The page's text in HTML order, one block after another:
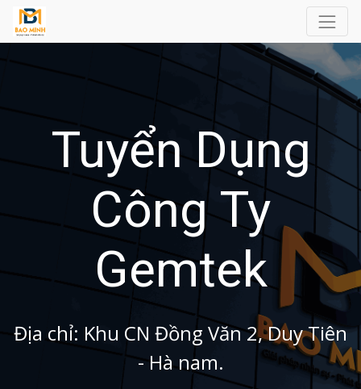
Tuyển Dụng
Công Ty
Gemtek
Địa chỉ: Khu CN Đồng Văn 2, Duy Tiên
- Hà nam.